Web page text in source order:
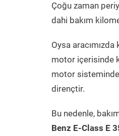
Çoğu zaman
dahi bakım
Oysa
motor içerisinde
motor
dirençtir.
Bu nedenle,
Benz E-Class E